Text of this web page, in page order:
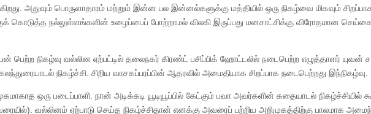
அதுவும் பொருளாதாரம் மற்றும் இன்ன பல இன்னல்களுக்கு மத்தியில் ஒரு நிகழ்வை மிகவும்
கொடுத்த நல்லுள்ளங்களின் உழைப்பைப் போற்றாமல் விலகி இருப்பது மனசாட்சிக்கு விரோதமான
நிகழ்வு வல்லின ஏற்பட்டில் தலைநகர் கிரண்ட் பசிப்பிக் ஹோட்டலில் நடைபெற்ற எழுத்தாளர் யுவன்
நிகழ்ச்சி. சிறிய வாசகப்பரப்பின் ஆதரவில் அமைதியாக சிறப்பாக நடைபெற்றது இந்நிகழ்வு.
ஒரு படைப்பாளி. நான் அடிக்கடி யூடியூப்பில் கேட்கும் பவா அவர்களின் கதையாடல் நிகழ்ச்சியில்
வல்லினம் ஏற்பாடு செய்த நிகழ்ச்சிதான் எனக்கு அவரைப் பற்றிய அறிமுகத்திற்கு பாலமாக